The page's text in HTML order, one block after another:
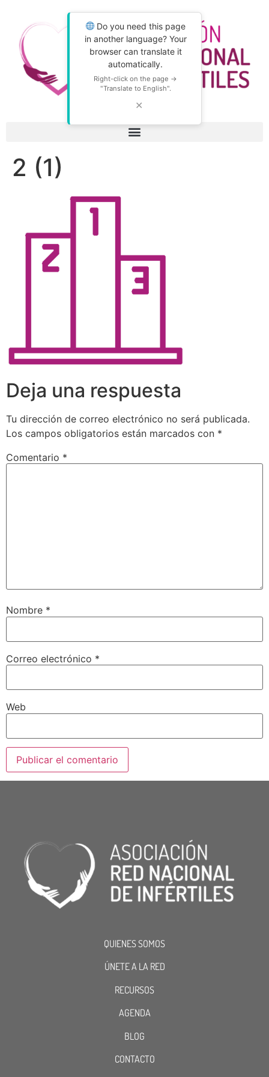
Do you need this page
in another language? Your
browser can translate it
automatically.
Right-click on the page →
"Translate to English".
✕
2 (1)
Deja una respuesta
Tu dirección de correo electrónico no será publicada.
Los campos obligatorios están marcados con *
Comentario *
Nombre *
Correo electrónico *
Web
QUIENES SOMOS
ÚNETE A LA RED
RECURSOS
AGENDA
BLOG
CONTACTO